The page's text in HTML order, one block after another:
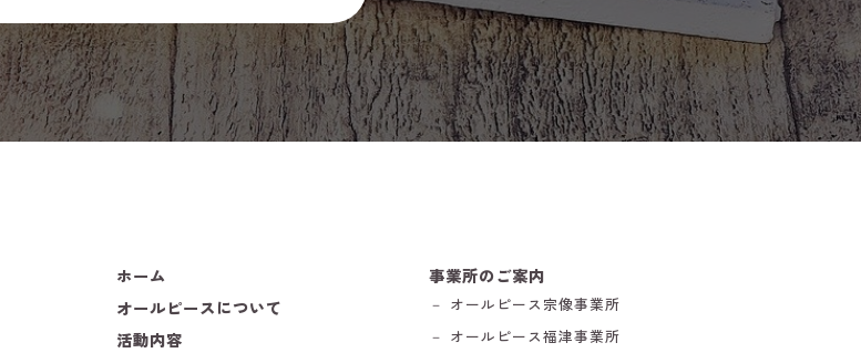
ホーム
オールピースについて
活動内容
事業所のご案内
－ オールピース宗像事業所
－ オールピース福津事業所